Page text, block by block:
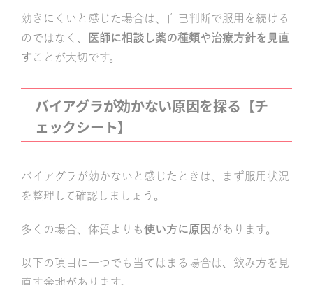
効きにくいと感じた場合は、自己判断で服用を続ける
のではなく、
医師に相談し薬の種類や治療方針を見直
すことが大切です。
バイアグラが効かない原因を探る【チ
ェックシート】
バイアグラが効かないと感じたときは、まず服用状況
を整理して確認しましょう。
多くの場合、体質よりも使い方に原因 があります。
以下の項目に一つでも当てはまる場合は、飲み方を見
直す余地があります。